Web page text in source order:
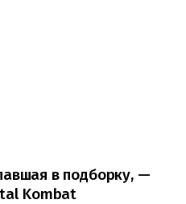
в подборку, —
Kombat